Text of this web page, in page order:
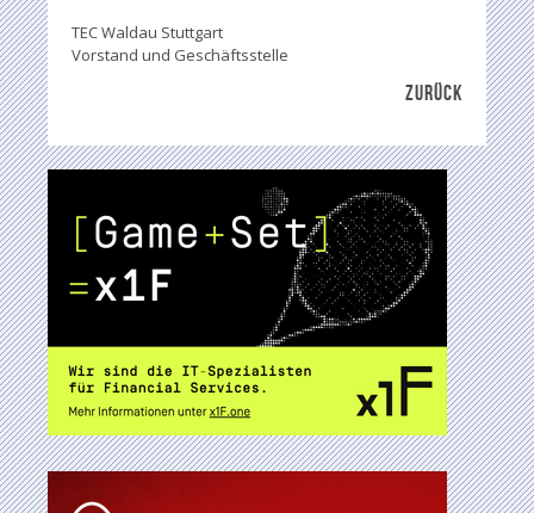
TEC Waldau Stuttgart
Vorstand und Geschäftsstelle
ZURÜCK